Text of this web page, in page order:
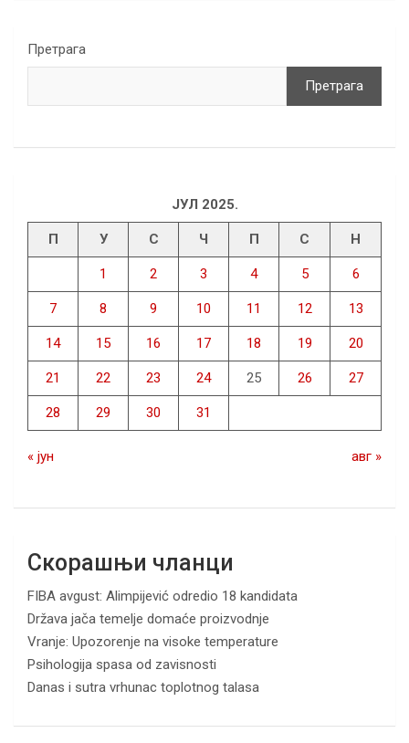
Претрага
Претрага
ЈУЛ 2025.
П У С Ч П С Н
1 2 3 4 5 6
7 8 9 10 11 12 13
14 15 16 17 18 19 20
21 22 23 24 25 26 27
28 29 30 31
« јун авг »
Скорашњи чланци
FIBA avgust: Alimpijević odredio 18 kandidata
Država jača temelje domaće proizvodnje
Vranje: Upozorenje na visoke temperature
Psihologija spasa od zavisnosti
Danas i sutra vrhunac toplotnog talasa